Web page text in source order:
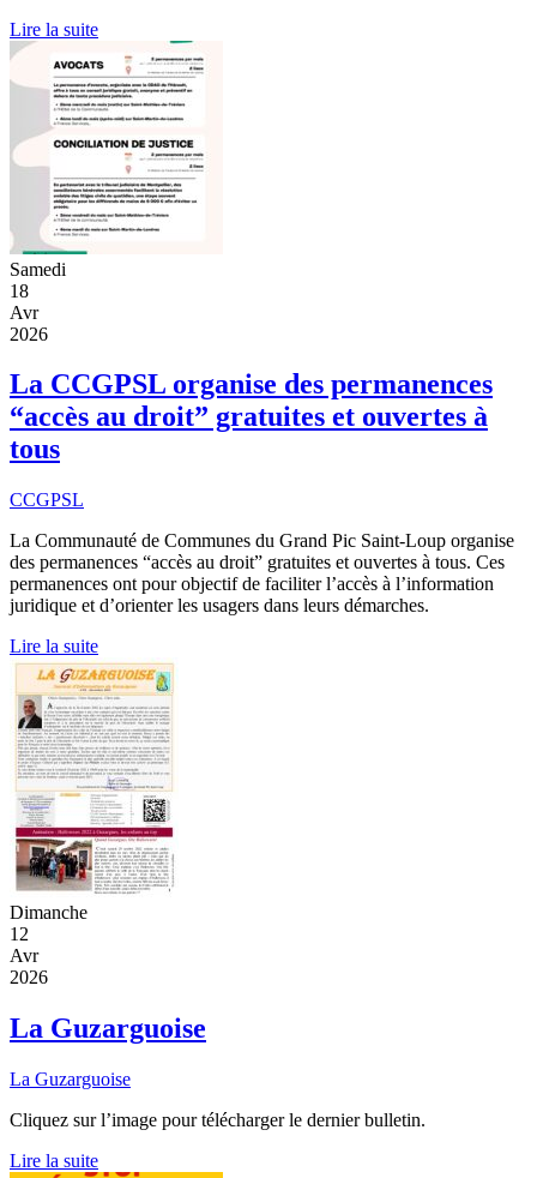
Lire la suite
Samedi
18
Avr
2026
La CCGPSL organise des permanences
“accès au droit” gratuites et ouvertes à
tous
CCGPSL
La Communauté de Communes du Grand Pic Saint-Loup organise
des permanences “accès au droit” gratuites et ouvertes à tous. Ces
permanences ont pour objectif de faciliter l’accès à l’information
juridique et d’orienter les usagers dans leurs démarches.
Lire la suite
Dimanche
12
Avr
2026
La Guzarguoise
La Guzarguoise
Cliquez sur l’image pour télécharger le dernier bulletin.
Lire la suite